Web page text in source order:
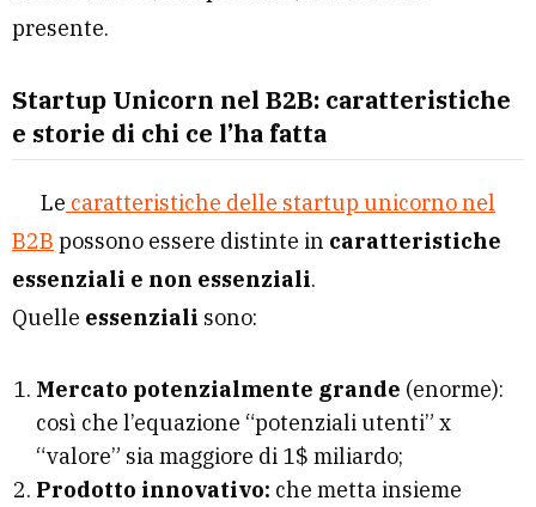
presente.
Startup Unicorn nel B2B: caratteristiche
e storie di chi ce l’ha fatta
Le caratteristiche delle startup unicorno nel
B2B possono essere distinte in caratteristiche
essenziali e non essenziali.
Quelle essenziali sono:
Mercato potenzialmente grande (enorme):
così che l’equazione “potenziali utenti” x
“valore” sia maggiore di 1$ miliardo;
Prodotto innovativo: che metta insieme